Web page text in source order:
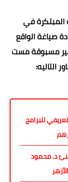
المبتكرة في
صياغة الواقع
غير مسبوقة مست
التاليه:
للبرامج
د. محمود